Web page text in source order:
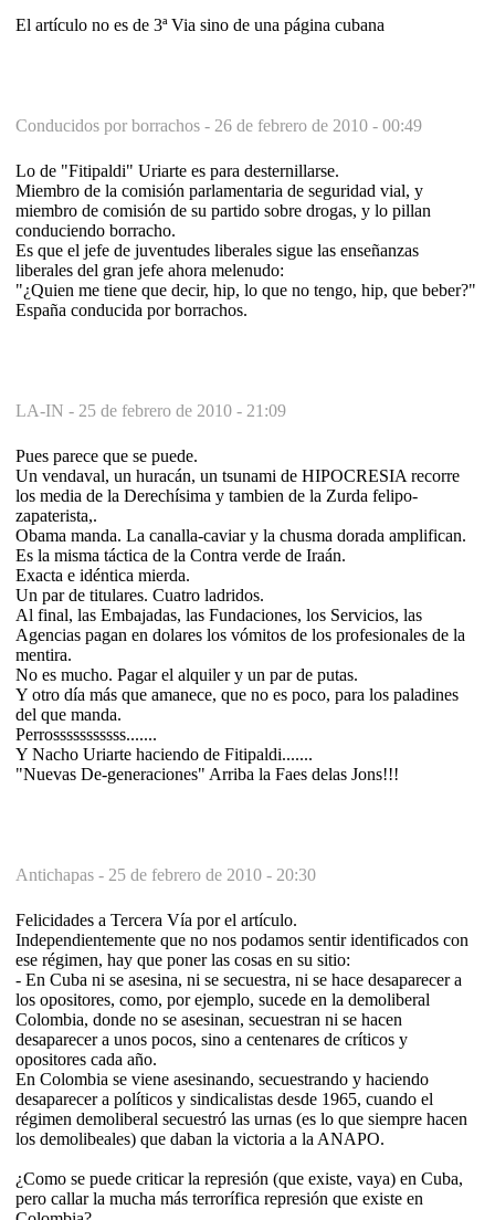
El artículo no es de 3ª Via sino de una página cubana
Conducidos por borrachos - 26 de febrero de 2010 - 00:49
Lo de "Fitipaldi" Uriarte es para desternillarse.
Miembro de la comisión parlamentaria de seguridad vial, y
miembro de comisión de su partido sobre drogas, y lo pillan
conduciendo borracho.
Es que el jefe de juventudes liberales sigue las enseñanzas
liberales del gran jefe ahora melenudo:
"¿Quien me tiene que decir, hip, lo que no tengo, hip, que beber?"
España conducida por borrachos.
LA-IN - 25 de febrero de 2010 - 21:09
Pues parece que se puede.
Un vendaval, un huracán, un tsunami de HIPOCRESIA recorre
los media de la Derechísima y tambien de la Zurda felipo-
zapaterista,.
Obama manda. La canalla-caviar y la chusma dorada amplifican.
Es la misma táctica de la Contra verde de Iraán.
Exacta e idéntica mierda.
Un par de titulares. Cuatro ladridos.
Al final, las Embajadas, las Fundaciones, los Servicios, las
Agencias pagan en dolares los vómitos de los profesionales de la
mentira.
No es mucho. Pagar el alquiler y un par de putas.
Y otro día más que amanece, que no es poco, para los paladines
del que manda.
Perrosssssssssss.......
Y Nacho Uriarte haciendo de Fitipaldi.......
"Nuevas De-generaciones" Arriba la Faes delas Jons!!!
Antichapas - 25 de febrero de 2010 - 20:30
Felicidades a Tercera Vía por el artículo.
Independientemente que no nos podamos sentir identificados con
ese régimen, hay que poner las cosas en su sitio:
- En Cuba ni se asesina, ni se secuestra, ni se hace desaparecer a
los opositores, como, por ejemplo, sucede en la demoliberal
Colombia, donde no se asesinan, secuestran ni se hacen
desaparecer a unos pocos, sino a centenares de críticos y
opositores cada año.
En Colombia se viene asesinando, secuestrando y haciendo
desaparecer a políticos y sindicalistas desde 1965, cuando el
régimen demoliberal secuestró las urnas (es lo que siempre hacen
los demolibeales) que daban la victoria a la ANAPO.
¿Como se puede criticar la represión (que existe, vaya) en Cuba,
pero callar la mucha más terrorífica represión que existe en